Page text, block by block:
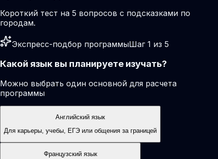
Короткий тест на 5 вопросов с подсказками по
городам.
Экспресс-подбор программыШаг 1 из 5
Какой язык вы планируете изучать?
Можно выбрать один основной для расчета
программы
Английский язык
Для карьеры, учебы, ЕГЭ или общения за границей
Французский язык